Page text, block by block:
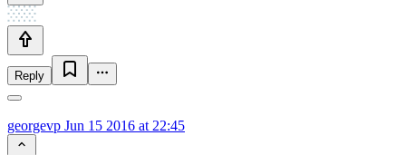
Reply
georgevp Jun 15 2016 at 22:45